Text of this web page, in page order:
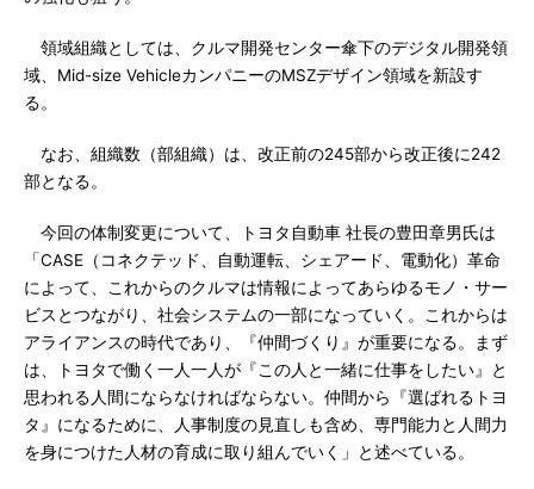
領域組織としては、クルマ開発センター傘下のデジタル開発領
域、Mid-size VehicleカンパニーのMSZデザイン領域を新設す
る。
なお、組織数（部組織）は、改正前の245部から改正後に242
部となる。
今回の体制変更について、トヨタ自動車 社長の豊田章男氏は
「CASE（コネクテッド、自動運転、シェアード、電動化）革命
によって、これからのクルマは情報によってあらゆるモノ・サー
ビスとつながり、社会システムの一部になっていく。これからは
アライアンスの時代であり、『仲間づくり』が重要になる。まず
は、トヨタで働く一人一人が『この人と一緒に仕事をしたい』と
思われる人間にならなければならない。仲間から『選ばれるトヨ
タ』になるために、人事制度の見直しも含め、専門能力と人間力
を身につけた人材の育成に取り組んでいく」と述べている。